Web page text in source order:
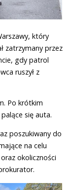
który
zatrzymany przez
gdy patrol
ruszył z
Po krótkim
się auta.
poszukiwany do
na celu
okoliczności